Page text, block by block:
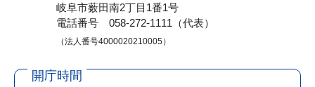
岐阜市薮田南2丁目1番1号
電話番号 058-272-1111（代表）
（法人番号4000020210005）
開庁時間